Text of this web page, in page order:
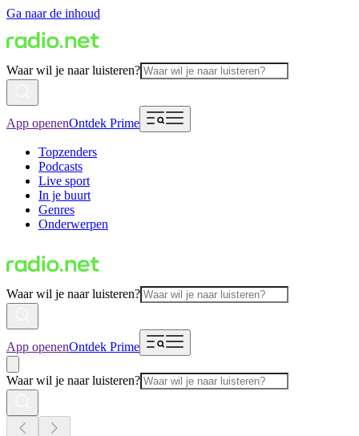
Ga naar de inhoud
Waar wil je naar luisteren?
App openenOntdek Prime
Topzenders
Podcasts
Live sport
In je buurt
Genres
Onderwerpen
Waar wil je naar luisteren?
App openenOntdek Prime
Waar wil je naar luisteren?